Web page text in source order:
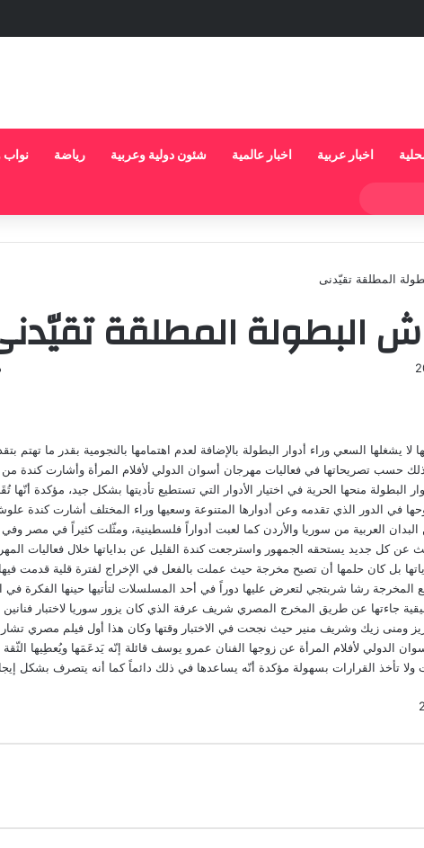
اخبار عربية اخبار عالمية شئون دولية وعربية رياضة نواب
المطلقة تقيّدنى
البطولة المطلقة
يشغلها السعي وراء أدوار البطولة بالإضافة لعدم اهتمامها بالنجومية بقدر ما تهتم
حسب تصريحاتها في فعاليات مهرجان أسوان الدولي لأفلام المرأة وأشارت كندة
البطولة منحها الحرية في اختيار الأدوار التي تستطيع تأديتها بشكل جيد، مؤكدة أنّها
في الدور الذي تقدمه وعن أدوارها المتنوعة وسعيها وراء المختلف أشارت كندة
العربية من سوريا والأردن كما لعبت أدواراً فلسطينية، ومثّلت كثيراً في مصر وفي
عن كل جديد يستحقه الجمهور واسترجعت كندة القليل عن بداياتها خلال فعاليات
المخرجة رشا شربتجي لتعرض عليها دوراً في أحد المسلسلات لتأتيها حينها الفكرة في
جاءتها عن طريق المخرج المصري شريف عرفة الذي كان يزور سوريا لاختبار
ومنى زيك وشريف منير حيث نجحت في الاختبار وقتها وكان هذا أول فيلم مصري
الدولي لأفلام المرأة عن زوجها الفنان عمرو يوسف قائلة إنّه يَدعَمَها ويُعطِيها
ولا تأخذ القرارات بسهولة مؤكدة أنّه يساعدها في ذلك دائماً كما أنه يتصرف بشكل